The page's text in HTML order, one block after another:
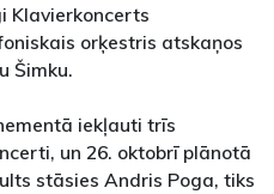
Klavierkoncerts
orķestris atskaņos
Šimku.
iekļauti trīs
un 26. oktobrī plānotā
stāsies Andris Poga, tiks